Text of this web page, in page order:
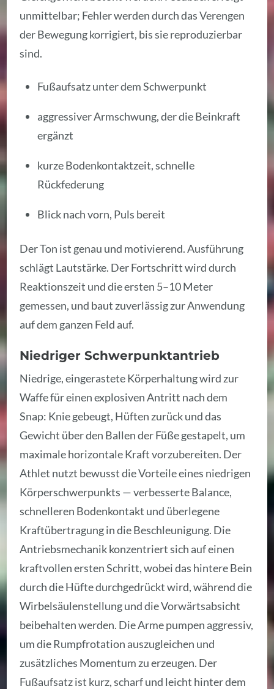
unmittelbar; Fehler werden durch das Verengen
der Bewegung korrigiert, bis sie reproduzierbar
sind.
Fußaufsatz unter dem Schwerpunkt
aggressiver Armschwung, der die Beinkraft
ergänzt
kurze Bodenkontaktzeit, schnelle
Rückfederung
Blick nach vorn, Puls bereit
Der Ton ist genau und motivierend. Ausführung
schlägt Lautstärke. Der Fortschritt wird durch
Reaktionszeit und die ersten 5–10 Meter
gemessen, und baut zuverlässig zur Anwendung
auf dem ganzen Feld auf.
Niedriger Schwerpunktantrieb
Niedrige, eingerastete Körperhaltung wird zur
Waffe für einen explosiven Antritt nach dem
Snap: Knie gebeugt, Hüften zurück und das
Gewicht über den Ballen der Füße gestapelt, um
maximale horizontale Kraft vorzubereiten. Der
Athlet nutzt bewusst die Vorteile eines niedrigen
Körperschwerpunkts — verbesserte Balance,
schnelleren Bodenkontakt und überlegene
Kraftübertragung in die Beschleunigung. Die
Antriebsmechanik konzentriert sich auf einen
kraftvollen ersten Schritt, wobei das hintere Bein
durch die Hüfte durchgedrückt wird, während die
Wirbelsäulenstellung und die Vorwärtsabsicht
beibehalten werden. Die Arme pumpen aggressiv,
um die Rumpfrotation auszugleichen und
zusätzliches Momentum zu erzeugen. Der
Fußaufsatz ist kurz, scharf und leicht hinter dem